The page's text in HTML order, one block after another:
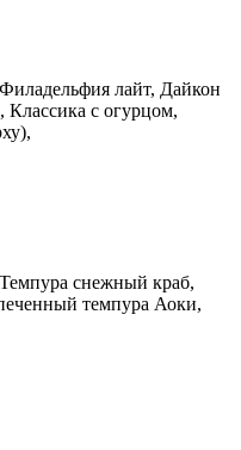
лайт, Дайкон
с огурцом,
снежный краб,
темпура Аоки,